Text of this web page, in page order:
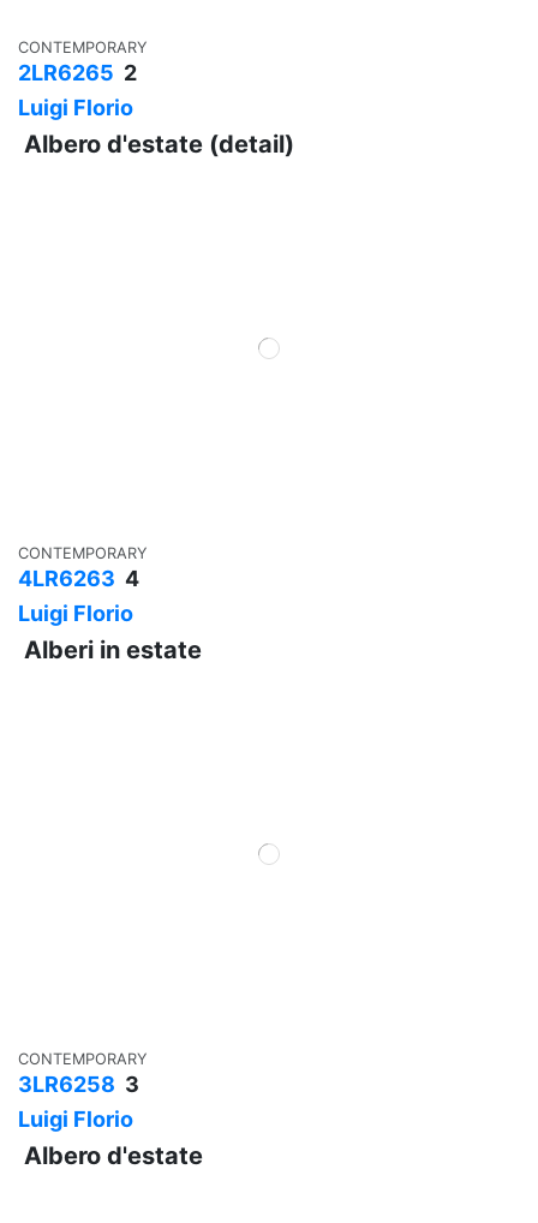
CONTEMPORARY
2LR6265 2
Luigi Florio
Albero d'estate (detail)
CONTEMPORARY
4LR6263 4
Luigi Florio
Alberi in estate
CONTEMPORARY
3LR6258 3
Luigi Florio
Albero d'estate